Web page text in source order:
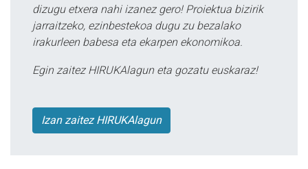
dizugu etxera nahi izanez gero! Proiektua bizirik
jarraitzeko, ezinbestekoa dugu zu bezalako
irakurleen babesa eta ekarpen ekonomikoa.
Egin zaitez HIRUKAlagun eta gozatu euskaraz!
Izan zaitez HIRUKAlagun